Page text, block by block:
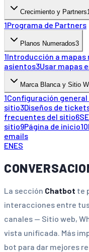
Crecimiento y Partners
1Programa de Partners
Planos Numerados3
1Introducción a mapas
asientos3Usar mapas
Marca Blanca y Sitio
1Configuración
sitio3Diseños de
frecuentes del sitio6
sitio9Página de inicio10
emails
ENES
La sección Chatbot te
interacciones entre
canales — Sitio web,
vista unificada. Más
bot para dar mejores